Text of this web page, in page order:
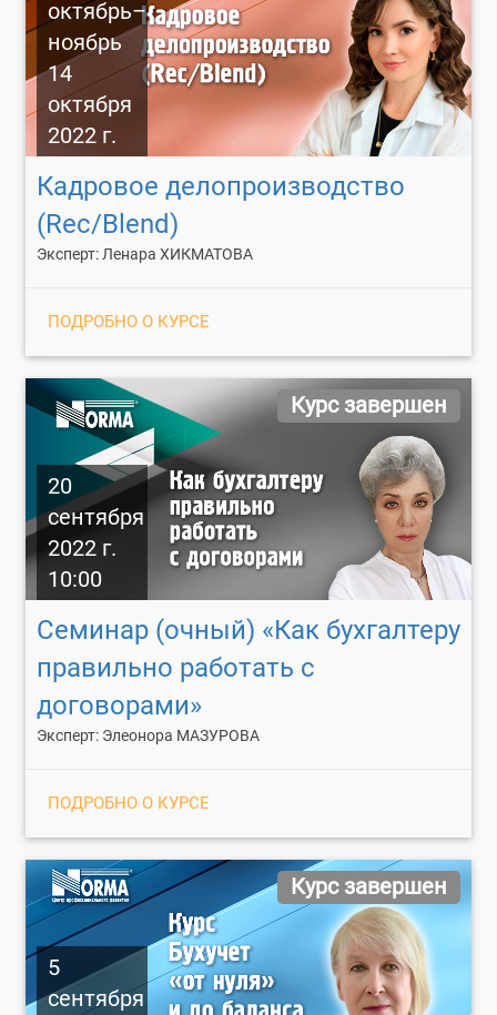
октябрь–
ноябрь
14
октября
2022 г.
Кадровое делопроизводство
(Rec/Blend)
Эксперт: Ленара ХИКМАТОВА
ПОДРОБНО О КУРСЕ
20
сентября
2022 г.
10:00
Курс завершен
Cеминар (очный) «Как бухгалтеру
правильно работать с
договорами»
Эксперт: Элеонора МАЗУРОВА
ПОДРОБНО О КУРСЕ
5
сентября
Курс завершен